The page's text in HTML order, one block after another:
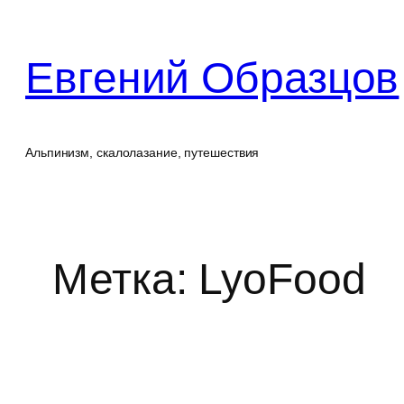
содержимому
Евгений Образцов
Альпинизм, скалолазание, путешествия
Метка: LyoFood